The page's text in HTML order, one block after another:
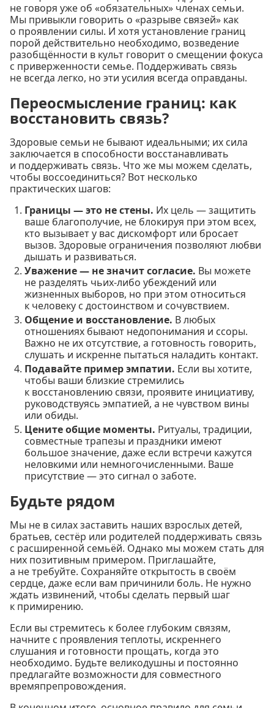
не говоря уже об «обязательных» членах семьи.
Мы привыкли говорить о «разрыве связей» как
о проявлении силы. И хотя установление границ
порой действительно необходимо, возведение
разобщённости в культ говорит о смещении фокуса
с приверженности семье. Поддерживать связь
не всегда легко, но эти усилия всегда оправданы.
Переосмысление границ: как
восстановить связь?
Здоровые семьи не бывают идеальными; их сила
заключается в способности восстанавливать
и поддерживать связь. Что же мы можем сделать,
чтобы воссоединиться? Вот несколько
практических шагов:
Границы — это не стены. Их цель — защитить
ваше благополучие, не блокируя при этом всех,
кто вызывает у вас дискомфорт или бросает
вызов. Здоровые ограничения позволяют любви
дышать и развиваться.
Уважение — не значит согласие. Вы можете
не разделять чьих-либо убеждений или
жизненных выборов, но при этом относиться
к человеку с достоинством и сочувствием.
Общение и восстановление. В любых
отношениях бывают недопонимания и ссоры.
Важно не их отсутствие, а готовность говорить,
слушать и искренне пытаться наладить контакт.
Подавайте пример эмпатии. Если вы хотите,
чтобы ваши близкие стремились
к восстановлению связи, проявите инициативу,
руководствуясь эмпатией, а не чувством вины
или обиды.
Цените общие моменты. Ритуалы, традиции,
совместные трапезы и праздники имеют
большое значение, даже если встречи кажутся
неловкими или немногочисленными. Ваше
присутствие — это сигнал о заботе.
Будьте рядом
Мы не в силах заставить наших взрослых детей,
братьев, сестёр или родителей поддерживать связь
с расширенной семьёй. Однако мы можем стать для
них позитивным примером. Приглашайте,
а не требуйте. Сохраняйте открытость в своём
сердце, даже если вам причинили боль. Не нужно
ждать извинений, чтобы сделать первый шаг
к примирению.
Если вы стремитесь к более глубоким связям,
начните с проявления теплоты, искреннего
слушания и готовности прощать, когда это
необходимо. Будьте великодушны и постоянно
предлагайте возможности для совместного
времяпрепровождения.